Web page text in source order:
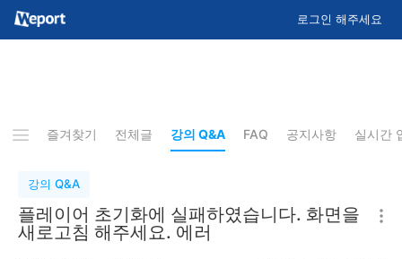
로그인 해주세요
즐겨찾기 전체글 강의 Q&A FAQ 공지사항 실시간
강의 Q&A
플레이어 초기화에 실패하였습니다. 화면을
새로고침 해주세요. 에러